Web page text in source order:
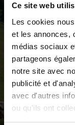
Ce site web
Les cookies
et les annonces,
médias sociaux
partageons
notre site avec
publicité et
avec d'autres
ou qu'ils ont
services.